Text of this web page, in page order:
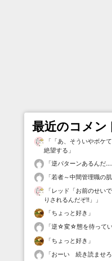
最近のコメン
「 「あ、そういやボケ
絶望する 」
「逆パターンあるんだ
「若者～中間管理職の
「レッド「お前のせい
りされるんだぞ!!」
」
「ちょっと好き 」
「逆☆変☆態を待って
「ちょっと好き 」
「おーい 続き読ませ